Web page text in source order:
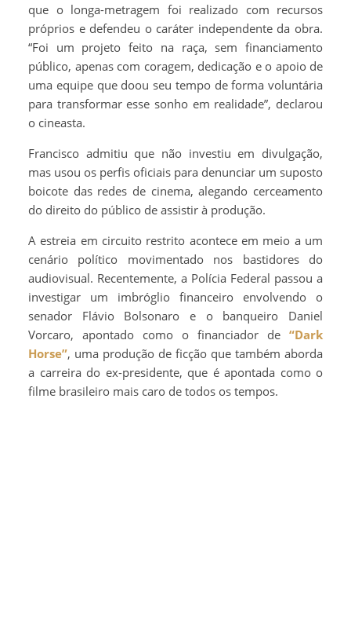
que o longa-metragem foi realizado com recursos
próprios e defendeu o caráter independente da obra.
“Foi um projeto feito na raça, sem financiamento
público, apenas com coragem, dedicação e o apoio de
uma equipe que doou seu tempo de forma voluntária
para transformar esse sonho em realidade”, declarou
o cineasta.
Francisco admitiu que não investiu em divulgação,
mas usou os perfis oficiais para denunciar um suposto
boicote das redes de cinema, alegando cerceamento
do direito do público de assistir à produção.
A estreia em circuito restrito acontece em meio a um
cenário político movimentado nos bastidores do
audiovisual. Recentemente, a Polícia Federal passou a
investigar um imbróglio financeiro envolvendo o
senador Flávio Bolsonaro e o banqueiro Daniel
Vorcaro, apontado como o financiador de “Dark
Horse”, uma produção de ficção que também aborda
a carreira do ex-presidente, que é apontada como o
filme brasileiro mais caro de todos os tempos.